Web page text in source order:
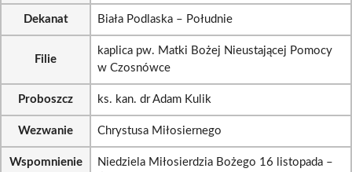
Dekanat Biała Podlaska – Południe
Filie
kaplica pw. Matki Bożej Nieustającej Pomocy
w Czosnówce
Proboszcz ks. kan. dr Adam Kulik
Wezwanie Chrystusa Miłosiernego
Wspomnienie
Niedziela Miłosierdzia Bożego 16 listopada –